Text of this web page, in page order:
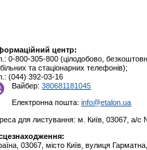
центр:
0-800-305-800 (цілодобово,
та стаціонарних телефонів);
(044) 392-03-16
Вайбер:380681181045
Електронна пошта:info@etalon.ua
для листування: м. Київ, 03067, а/с
03067, місто Київ, вулиця